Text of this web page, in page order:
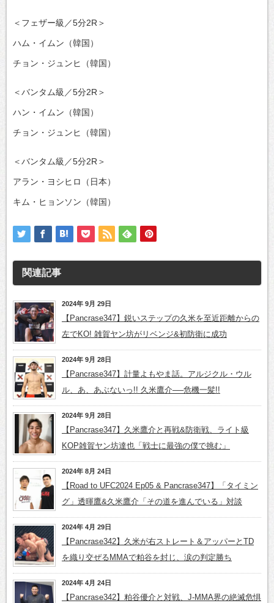
＜フェザー級／5分2R＞
ハム・イムン（韓国）
チョン・ジュンヒ（韓国）
＜バンタム級／5分2R＞
ハン・イムン（韓国）
チョン・ジュンヒ（韓国）
＜バンタム級／5分2R＞
アラン・ヨシヒロ（日本）
キム・ヒョンソン（韓国）
関連記事
2024年 9月 29日
【Pancrase347】鋭いステップの久米を至近距離からの
左でKO! 雑賀ヤン坊がリベンジ&初防衛に成功
2024年 9月 28日
【Pancrase347】計量よもやま話。アルジクル・ウル
ル、あ、あぶないっ!! 久米鷹介──危機一髪!!
2024年 9月 28日
【Pancrase347】久米鷹介と再戦&防衛戦、ライト級
KOP雑賀ヤン坊達也「戦士に最強の僕で挑む」
2024年 8月 24日
【Road to UFC2024 Ep05 & Pancrase347】「タイミン
グ」透暉鷹&久米鷹介「その道を進んでいる」対談
2024年 4月 29日
【Pancrase342】久米が右ストレート＆アッパーとTD
を織り交ぜるMMAで粕谷を封じ、涙の判定勝ち
2024年 4月 24日
【Pancrase342】粕谷優介と対戦、J-MMA界の絶滅危惧